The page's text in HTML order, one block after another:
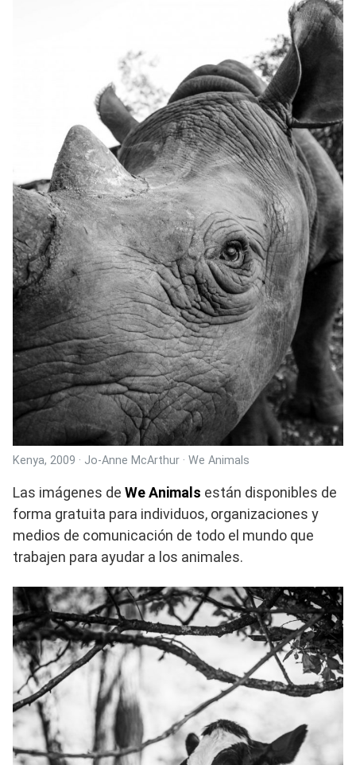
Kenya, 2009 · Jo-Anne McArthur · We Animals
Las imágenes de We Animals están disponibles de
forma gratuita para individuos, organizaciones y
medios de comunicación de todo el mundo que
trabajen para ayudar a los animales.